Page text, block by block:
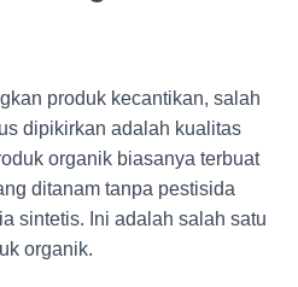
produk kecantikan, salah
dipikirkan adalah kualitas
organik biasanya terbuat
ditanam tanpa pestisida
sintetis. Ini adalah salah satu
organik.